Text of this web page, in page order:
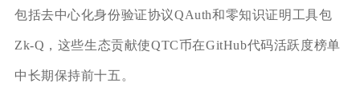
包括去中心化身份验证协议QAuth和零知识证明工具包
Zk-Q，这些生态贡献使QTC币在GitHub代码活跃度榜单
中长期保持前十五。